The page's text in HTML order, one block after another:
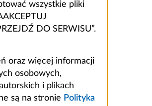
wszystkie pliki
DO SERWISU”.
oraz więcej informacji
osobowych,
i plikach
są na stronie Polityka